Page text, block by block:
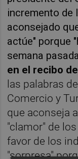
incremento de
aconsejado
actúe" porque
semana
en el recibo
las palabras
Comercio y
que aconseja a
"clamor" de
favor de los
"sorpresa"